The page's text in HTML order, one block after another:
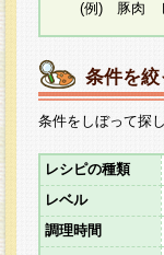
(例) 豚肉 じ
条件を絞
条件をしぼって探
レシピの種類
レベル
調理時間